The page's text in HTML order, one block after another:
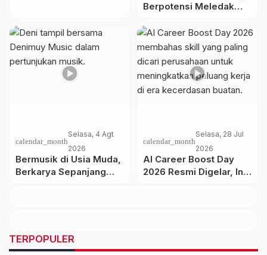
Berpotensi Meledak
Bermusik di Usia Muda,
Berkarya Sepanjang
calendar_month
Selasa, 4 Agt
2026
AI Career Boost Day
2026 Resmi Digelar, Ini
calendar_month
Selasa, 28 Jul
2026
TERPOPULER